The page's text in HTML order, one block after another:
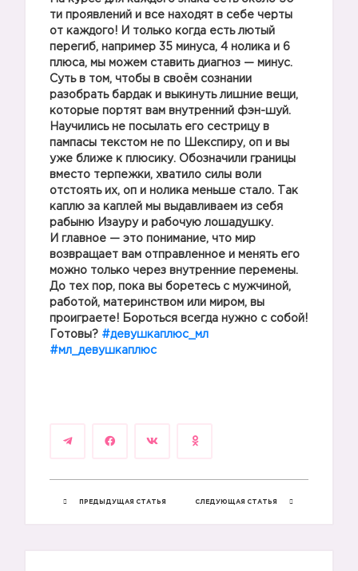
ти проявлений и все находят в себе черты
от каждого! И только когда есть лютый
перегиб, например 35 минуса, 4 нолика и 6
плюса, мы можем ставить диагноз — минус.
Суть в том, чтобы в своём сознании
разобрать бардак и выкинуть лишние вещи,
которые портят вам внутренний фэн-шуй.
Научились не посылать его сестрицу в
пампасы текстом не по Шекспиру, оп и вы
уже ближе к плюсику. Обозначили границы
вместо терпежки, хватило силы воли
отстоять их, оп и нолика меньше стало. Так
каплю за каплей мы выдавливаем из себя
рабыню Изауру и рабочую лошадушку.
И главное — это понимание, что мир
возвращает вам отправленное и менять его
можно только через внутренние перемены.
До тех пор, пока вы боретесь с мужчиной,
работой, материнством или миром, вы
проиграете! Бороться всегда нужно с собой!
Готовы? #девушкаплюс_мл
#мл_девушкаплюс
ПРЕДЫДУЩАЯ СТАТЬЯ СЛЕДУЮЩАЯ СТАТЬЯ